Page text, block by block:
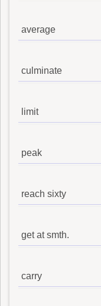
average
culminate
limit
peak
reach sixty
get at smth.
carry